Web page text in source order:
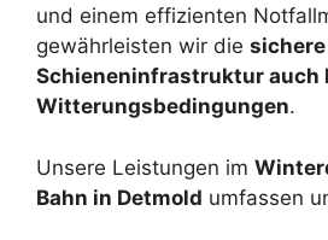
und einem effizienten
gewährleisten wir die
Schieneninfrastruktur auch
Witterungsbedingungen.
Unsere Leistungen im
Bahn in Detmold umfassen